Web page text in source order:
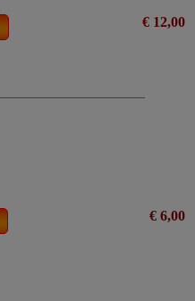
€ 12,00
€ 6,00